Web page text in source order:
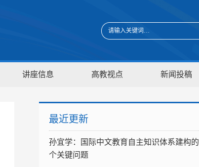
讲座信息 高教视点 新闻投稿
最近更新
孙宜学：国际中文教育自主知识体系建构
个关键问题